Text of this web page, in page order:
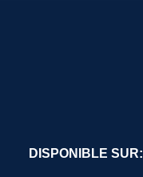
DISPONIBLE SUR: